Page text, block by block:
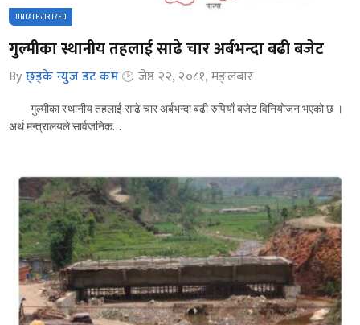
UNCATEGORIZED
गुल्मीका स्थानीय तहलाई साढे चार अर्बभन्दा बढी बजेट
By छ्ड्के न्युज डट कम जेष्ठ २२, २०८१, मङ्लबार
गुल्मीका स्थानीय तहलाई साढे चार अर्बभन्दा बढी रुपियाँ बजेट विनियोजन भएको छ ।
अर्थ मन्त्रालयले सार्वजनिक…